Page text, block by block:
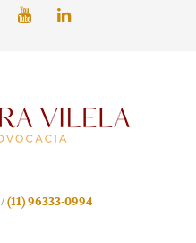
/(11) 96333-0994